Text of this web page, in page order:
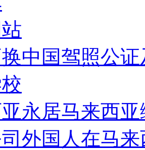
中国驾照公
永居马来西
外国人在马